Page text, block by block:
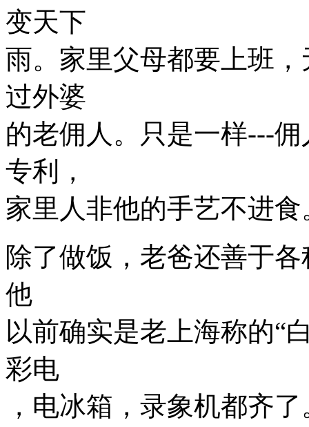
变天下
雨。家里父母都要上班
过外婆
的老佣人。只是一样---
专利，
家里人非他的手艺不进食
除了做饭，老爸还善于
他
以前确实是老上海称的“
彩电
，电冰箱，录象机都齐